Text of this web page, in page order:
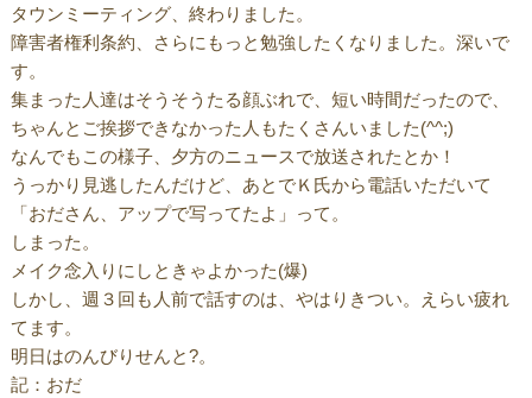
タウンミーティング、終わりました。
障害者権利条約、さらにもっと勉強したくなりました。深いで
す。
集まった人達はそうそうたる顔ぶれで、短い時間だったので、
ちゃんとご挨拶できなかった人もたくさんいました(^^;)
なんでもこの様子、夕方のニュースで放送されたとか！
うっかり見逃したんだけど、あとでＫ氏から電話いただいて
「おださん、アップで写ってたよ」って。
しまった。
メイク念入りにしときゃよかった(爆)
しかし、週３回も人前で話すのは、やはりきつい。えらい疲れ
てます。
明日はのんびりせんと?。
記：おだ